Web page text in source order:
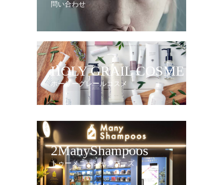
問い合わせ
HOLY GRAIL COSME
ホーリーグレールコスメ
2ManyShampoos
トゥーメニーシャンプーズ